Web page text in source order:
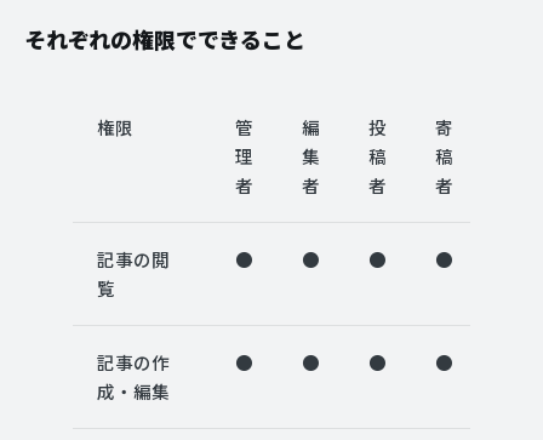
それぞれの権限でできること
権限
管
理
者
編
集
者
投
稿
者
寄
稿
者
記事の閲
覧
● ● ● ●
記事の作
成・編集
● ● ● ●